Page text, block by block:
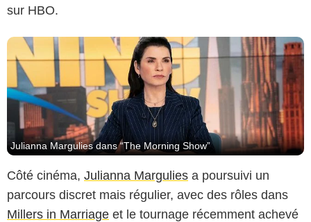
sur HBO.
Julianna Margulies dans “The Morning Show”
Côté cinéma, Julianna Margulies a poursuivi un
parcours discret mais régulier, avec des rôles dans
Millers in Marriage et le tournage récemment achevé